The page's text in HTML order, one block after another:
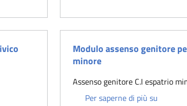
numero civico
Modulo assenso genitore
minore
Assenso genitore C.I espatrio
Per saperne di più su